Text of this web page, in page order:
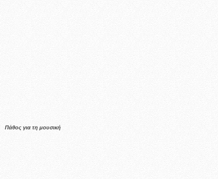
Πάθος για τη μουσική